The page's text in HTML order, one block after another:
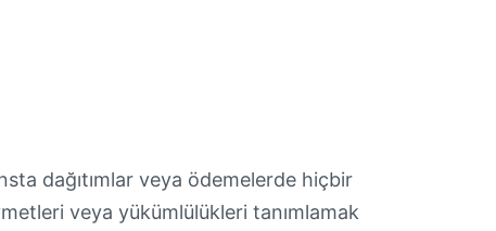
dağıtımlar veya ödemelerde hiçbir
veya yükümlülükleri tanımlamak